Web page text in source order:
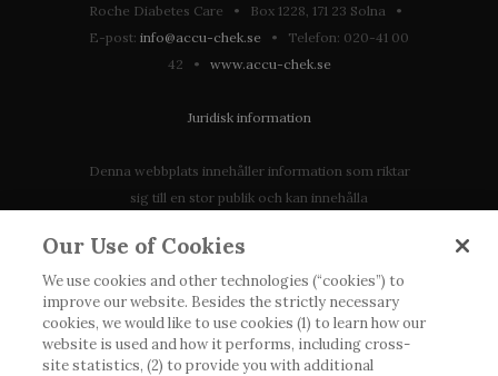
Roche Diabetes Care • Box 1228, 171 23 Solna •
E-post: info@accu-chek.se • Telefon: 020-41 00
42 • www.accu-chek.se
Juridisk information
Denna webbplats innehåller information som riktar
sig till en stor publik och kan innehålla
tillgänglig eller giltig i ditt land. Vänligen observera
att vi inte tar något ansvar för information som
eventuellt inte uppfyller någon gällande rättslig
process, förordning, registrering eller användning i
landet där du bor.
Our Use of Cookies
We use cookies and other technologies (“cookies”) to
improve our website. Besides the strictly necessary
cookies, we would like to use cookies (1) to learn how our
website is used and how it performs, including cross-
site statistics, (2) to provide you with additional